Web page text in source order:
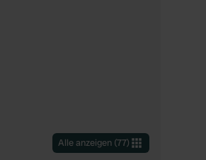
Alle anzeigen (77)